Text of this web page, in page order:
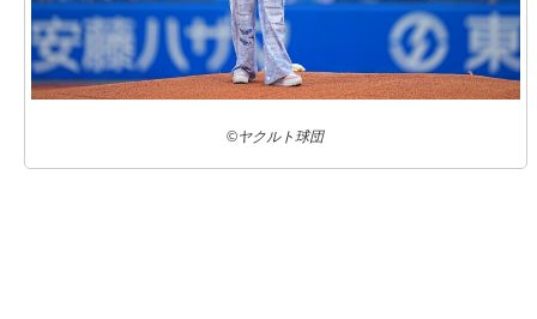
©ヤクルト球団